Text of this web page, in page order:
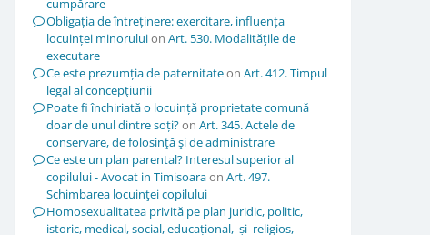
cumpărare
Obligația de întreținere: exercitare, influența
locuinței minoruluion Art. 530. Modalităţile de
executare
Ce este prezumția de paternitateon Art. 412. Timpul
legal al concepţiunii
Poate fi închiriată o locuință proprietate comună
doar de unul dintre soți?on Art. 345. Actele de
conservare, de folosinţă şi de administrare
Ce este un plan parental? Interesul superior al
copilului - Avocat in Timisoaraon Art. 497.
Schimbarea locuinţei copilului
Homosexualitatea privită pe plan juridic, politic,
istoric, medical, social, educațional, și religios, –